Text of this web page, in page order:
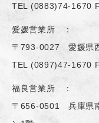
TEL (0883)74-1670
愛媛営業所 ：
〒793-0027 愛媛県
TEL (0897)47-1670
福良営業所 ：
〒656-0501 兵庫県